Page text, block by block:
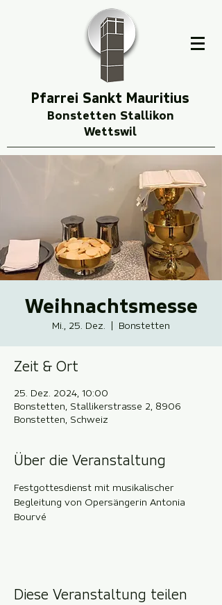
Pfarrei Sankt Mauritius
Bonstetten Stallikon
Wettswil
Weihnachtsmesse
Mi., 25. Dez. Bonstetten
Zeit & Ort
25. Dez. 2024, 10:00
Bonstetten, Stallikerstrasse 2, 8906
Bonstetten, Schweiz
Über die Veranstaltung
Festgottesdienst mit musikalischer
Begleitung von Opersängerin Antonia
Bourvé
Diese Veranstaltung teilen